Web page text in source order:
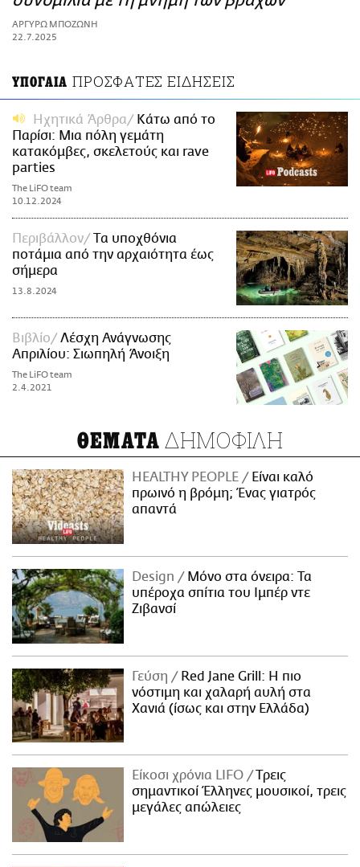
ΑΜΠΑ
PRINT
ΑΡΓΥΡΩ ΜΠΟΖΩΝΗ
22.7.2025
ΥΠΟΓΑΙΑ ΠΡΟΣΦΑΤΕΣ ΕΙΔΗΣΕΙΣ
Ηχητικά Άρθρα
Κάτω από το
Παρίσι: Μια πόλη γεμάτη
κατακόμβες, σκελετούς και rave
parties
The LiFO team
10.12.2024
Περιβάλλον
Tα υποχθόνια
ποτάμια από την αρχαιότητα έως
σήμερα
13.8.2024
Βιβλίο
Λέσχη Ανάγνωσης
Απριλίου: Σιωπηλή Άνοιξη
The LiFO team
2.4.2021
ΘΕΜΑΤΑ ΔΗΜΟΦΙΛΗ
HEALTHY PEOPLE
Είναι καλό
πρωινό η βρόμη; Ένας γιατρός
απαντά
Design
Μόνο στα όνειρα: Τα
υπέροχα σπίτια του Ιμπέρ ντε
Ζιβανσί
Γεύση
Red Jane Grill: Η πιο
νόστιμη και χαλαρή αυλή στα
Χανιά (ίσως και στην Ελλάδα)
Είκοσι χρόνια LIFO
Tρεις
σημαντικοί Έλληνες μουσικοί, τρεις
μεγάλες απώλειες